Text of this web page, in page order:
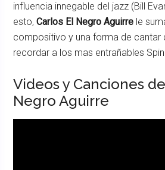
influencia innegable del jazz (Bill
esto,Carlos El Negro Aguirre le
compositivo y una forma de cantar
recordar a los mas entrañables
Videos y Canciones
Negro Aguirre